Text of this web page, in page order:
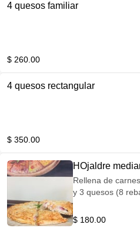
4 quesos familiar
$ 260.00
4 quesos rectangular
$ 350.00
HOjaldre
Rellena de
y 3
$ 180.00